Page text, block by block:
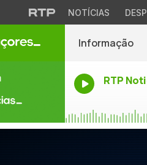
NOTÍCIAS
Informação
RTP